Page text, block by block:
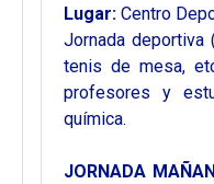
Lugar: Centro
Jornada
tenis de mesa,
profesores y
química.
JORNADA